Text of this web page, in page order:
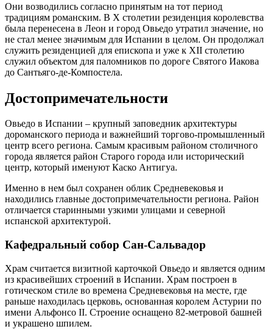
Они возводились согласно принятым на тот период
традициям романским. В X столетии резиденция королевства
была перенесена в Леон и город Овьедо утратил значение, но
не стал менее значимым для Испании в целом. Он продолжал
служить резиденцией для епископа и уже к XII столетию
служил объектом для паломников по дороге Святого Иакова
до Сантьяго-де-Компостела.
Достопримечательности
Овьедо в Испании – крупный заповедник архитектуры
дороманского периода и важнейший торгово-промышленный
центр всего региона. Самым красивым районом столичного
города является район Старого города или исторический
центр, который именуют Каско Антигуа.
Именно в нем был сохранен облик Средневековья и
находились главные достопримечательности региона. Район
отличается старинными узкими улицами и северной
испанской архитектурой.
Кафедральный собор Сан-Сальвадор
Храм считается визитной карточкой Овьедо и является одним
из красивейших строений в Испании. Храм построен в
готическом стиле во времена Средневековья на месте, где
раньше находилась церковь, основанная королем Астурии по
имени Альфонсо II. Строение оснащено 82-метровой башней
и украшено шпилем.